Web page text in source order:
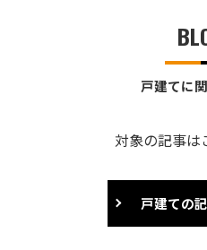
戸建てに
対象の記事は
戸建ての